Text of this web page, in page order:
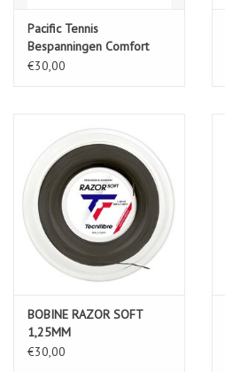
Pacific Tennis
Bespanningen Comfort
€30,00
BOBINE RAZOR SOFT
1,25MM
€30,00